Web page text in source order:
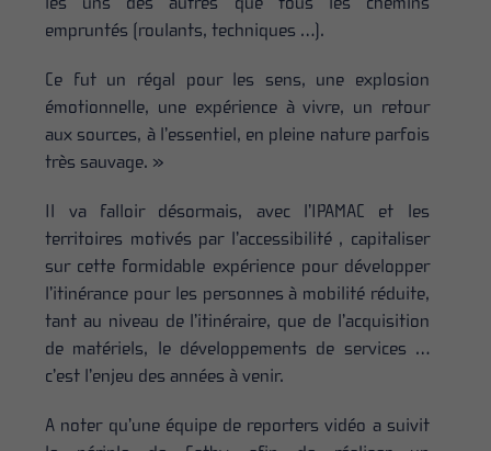
empruntés (roulants, techniques …).
Ce fut un régal pour les sens, une explosion
émotionnelle, une expérience à vivre, un retour
aux sources, à l’essentiel, en pleine nature parfois
très sauvage. »
Il va falloir désormais, avec l’IPAMAC et les
territoires motivés par l’accessibilité , capitaliser
sur cette formidable expérience pour développer
l’itinérance pour les personnes à mobilité réduite,
tant au niveau de l’itinéraire, que de l’acquisition
de matériels, le développements de services …
c’est l’enjeu des années à venir.
A noter qu’une équipe de reporters vidéo a suivit